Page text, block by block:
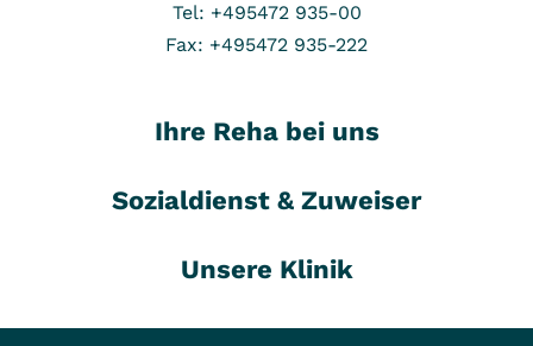
Tel: +495472 935-00
Fax: +495472 935-222
Ihre Reha bei uns
Sozialdienst & Zuweiser
Unsere Klinik